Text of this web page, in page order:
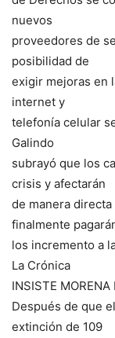
nuevos
proveedores de
posibilidad de
exigir mejoras en
internet y
telefonía celular
Galindo
subrayó que los
crisis y afectarán
de manera
finalmente
los incremento a
La Crónica
INSISTE MORENA
Después de que
extinción de 109